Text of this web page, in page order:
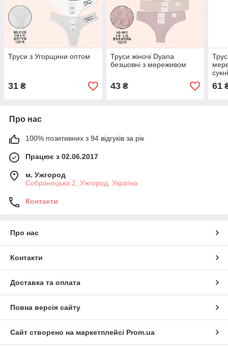
Труси з Угорщини оптом
31 ₴
Труси жіночі Dyana
безшовні з мереживом
43₴
сукні
61
Про нас
100% позитивних з 94 відгуків за рік
Працює з 02.06.2017
м. Ужгород
Собранецька 2, Ужгород, Україна
Контакти
Про нас
Контакти
Доставка та оплата
Повна версія сайту
Сайт створено на маркетплейсі Prom.ua